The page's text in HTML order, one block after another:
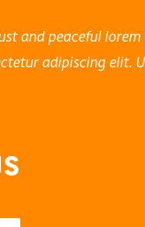
and peaceful lorem
adipiscing elit.